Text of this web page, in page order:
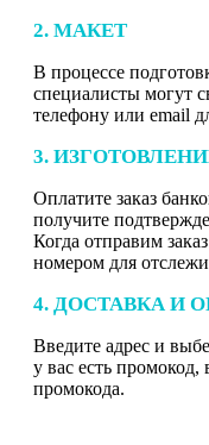
2. МАКЕТ
В процессе
специалисты могут
телефону или email
3.
Оплатите заказ
получите
Когда отправим
номером для
4. ДОСТАВКА И
Введите адрес и
у вас есть промокод,
промокода.